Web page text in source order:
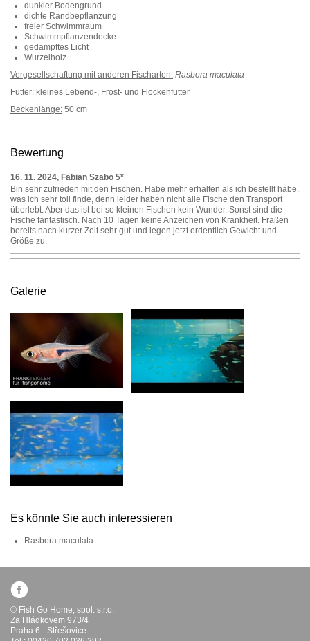
dunkler Bodengrund
dichte Randbepflanzung
freier Schwimmraum
Schwimmpflanzendecke
gedämpftes Licht
Wurzelholz
Vergesellschaftung mit anderen Fischarten: Rasbora maculata
Futter: kleines Lebend-, Frost- und Flockenfutter
Beckenlänge: 50 cm
Bewertung
16. 11. 2024, Fabian Szabo 5*
Bin sehr zufrieden mit den Fischen. Habe mehr erhalten als ich bestellt habe,
was ich sehr toll finde, denn leider haben nicht alle Fische den Transport
überlebt. Aber das ist bei so kleinen Fischen kein Wunder. Sonst sind die
Fische fantastisch. Nach 10 Tagen keine Anzeichen von Krankheit. Fraßen
bereits nach kurzer Zeit sehr gut und legen jetzt ordentlich Gewicht und
Größe zu.
Galerie
Es könnte Sie auch interessieren
Rasbora maculata
© Fish Go Home, spol. s.r.o.
Za Hládkovem 973/4
Praha 6 - Střešovice